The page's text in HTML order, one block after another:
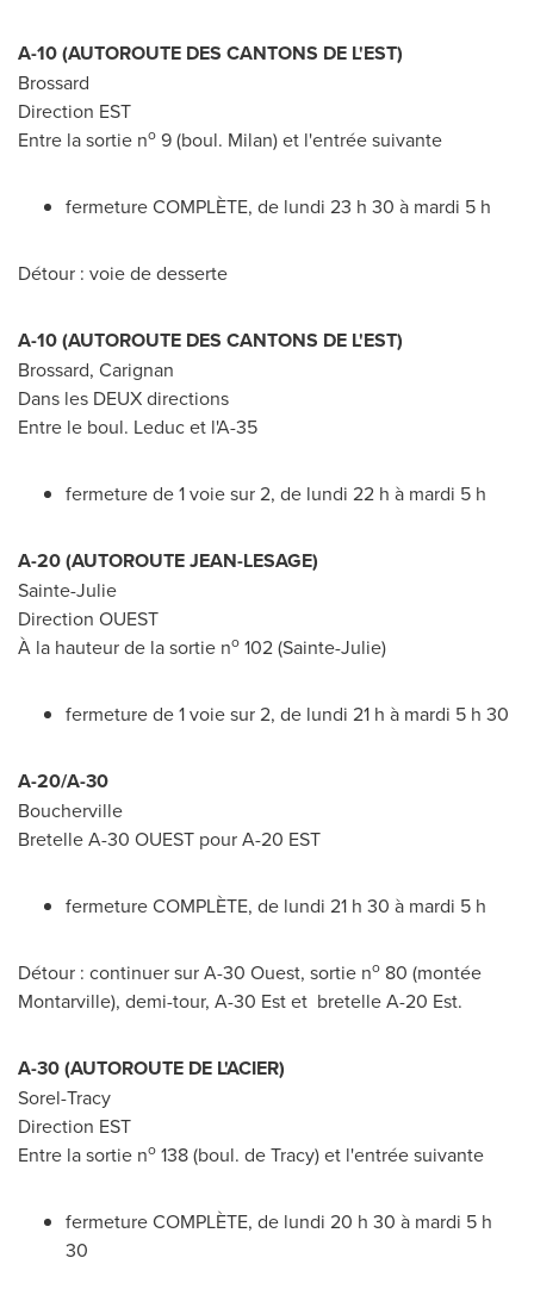
A-10 (AUTOROUTE DES CANTONS DE L'EST)
Brossard
Direction EST
Entre la sortie no 9 (boul. Milan) et l'entrée suivante
fermeture COMPLÈTE, de lundi 23 h 30 à mardi 5 h
Détour : voie de desserte
A-10 (AUTOROUTE DES CANTONS DE L'EST)
Brossard, Carignan
Dans les DEUX directions
Entre le boul. Leducet l'A-35
fermeture de 1 voie sur 2, de lundi 22 h à mardi 5 h
A-20 (AUTOROUTE JEAN-LESAGE)
Sainte-Julie
Direction OUEST
À la hauteur de la sortie no 102 (Sainte-Julie)
fermeture de 1 voie sur 2, de lundi 21 h à mardi 5 h 30
A-20/A-30
Boucherville
Bretelle A-30 OUEST pour A-20 EST
fermeture COMPLÈTE, de lundi 21 h 30 à mardi 5 h
Détour : continuer sur A-30 Ouest, sortie no 80 (montée
Montarville), demi-tour, A-30 Est et bretelle A-20 Est.
A-30 (AUTOROUTE DE L'ACIER)
Sorel-Tracy
Direction EST
Entre la sortie no 138 (boul. de Tracy) et l'entrée suivante
fermeture COMPLÈTE, de lundi 20 h 30 à mardi 5 h
30